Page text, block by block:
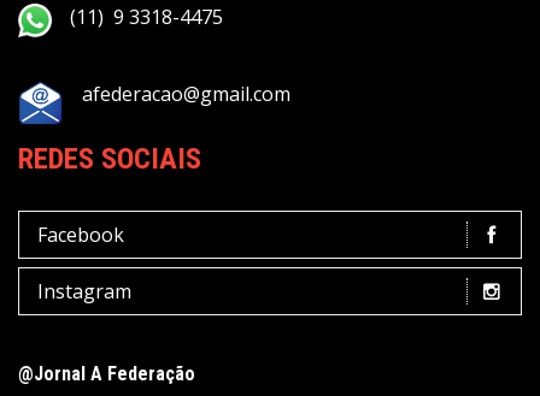
(11) 9 3318-4475
afederacao@gmail.com
REDES SOCIAIS
Facebook
Instagram
@Jornal A Federação